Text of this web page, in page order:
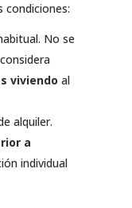
condiciones:
No se
viviendo al
alquiler.
a
individual